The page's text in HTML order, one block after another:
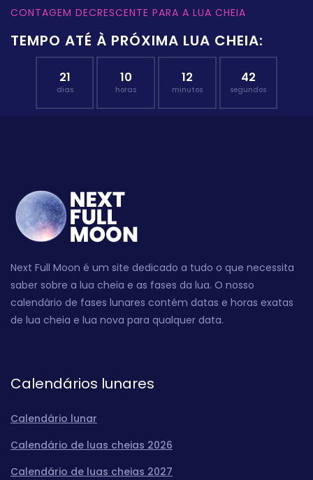
CONTAGEM DECRESCENTE PARA A LUA CHEIA
TEMPO ATÉ À PRÓXIMA LUA CHEIA:
21
dias
10
horas
12
minutos
41
segundos
Next Full Moon é um site dedicado a tudo o que necessita
saber sobre a lua cheia e as fases da lua. O nosso
calendário de fases lunares contém datas e horas exatas
de lua cheia e lua nova para qualquer data.
Calendários lunares
Calendário lunar
Calendário de luas cheias 2026
Calendário de luas cheias 2027